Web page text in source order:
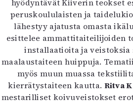
hyödyntävät Kiiverin teokset
peruskoululaisten ja
lähestyy ajatusta omasta
esittelee ammattitaiteilijoiden
installaatioita ja veistoksia
maalaustaiteen huippuja.
myös muun muassa
kierrätystaiteen kautta. Ritva
mestarilliset koivuveistokset